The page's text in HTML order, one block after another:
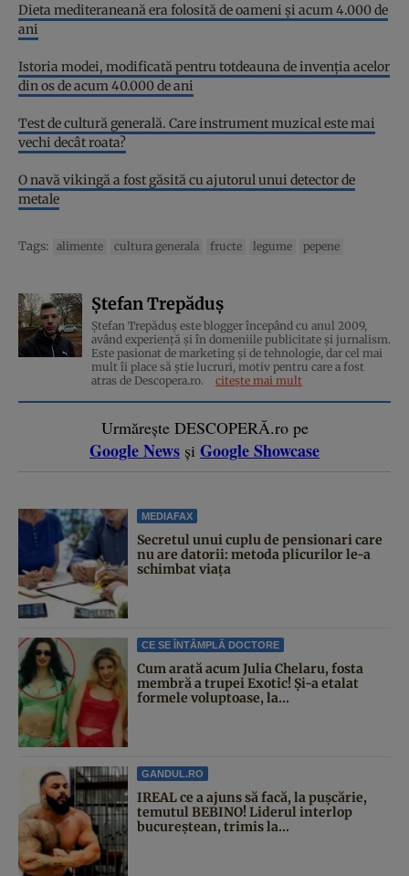
Dieta mediteraneană era folosită de oameni și acum 4.000 de
ani
Istoria modei, modificată pentru totdeauna de invenția acelor
din os de acum 40.000 de ani
Test de cultură generală. Care instrument muzical este mai
vechi decât roata?
O navă vikingă a fost găsită cu ajutorul unui detector de
metale
Tags: alimente cultura generala fructe legume pepene
Ștefan Trepăduș
Ștefan Trepăduș este blogger începând cu anul 2009,
având experiență și în domeniile publicitate și jurnalism.
Este pasionat de marketing și de tehnologie, dar cel mai
mult îi place să știe lucruri, motiv pentru care a fost
atras de Descopera.ro.
citește mai mult
Urmărește DESCOPERĂ.ro pe
Google News și Google Showcase
MEDIAFAX
Secretul unui cuplu de pensionari care
nu are datorii: metoda plicurilor le-a
schimbat viața
CE SE ÎNTÂMPLĂ DOCTORE
Cum arată acum Julia Chelaru, fosta
membră a trupei Exotic! Și-a etalat
formele voluptoase, la...
GANDUL.RO
IREAL ce a ajuns să facă, la pușcărie,
temutul BEBINO! Liderul interlop
bucureștean, trimis la...